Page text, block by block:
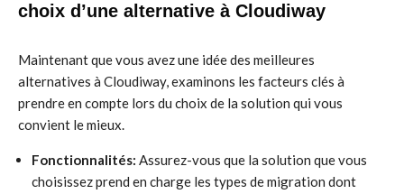
choix d’une alternative à Cloudiway
Maintenant que vous avez une idée des meilleures
alternatives à Cloudiway, examinons les facteurs clés à
prendre en compte lors du choix de la solution qui vous
convient le mieux.
Fonctionnalités: Assurez-vous que la solution que vous
choisissez prend en charge les types de migration dont